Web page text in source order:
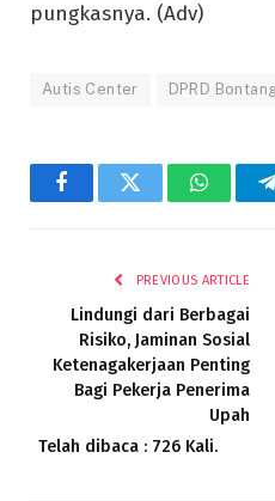
pungkasnya. (Adv)
Autis Center DPRD
FacebookTwitter
PREVIOUS ARTICLE
Lindungi dari Berbagai
Risiko, Jaminan Sosial
Ketenagakerjaan Penting
Bagi Pekerja Penerima
Upah
Telah dibaca : 726 Kali.